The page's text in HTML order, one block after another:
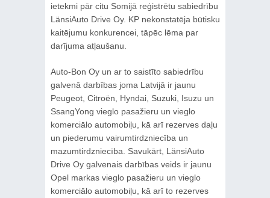
ietekmi pār citu Somijā reģistrētu sabiedrību
LänsiAuto Drive Oy. KP nekonstatēja būtisku
kaitējumu konkurencei, tāpēc lēma par
darījuma atļaušanu.
Auto-Bon Oy un ar to saistīto sabiedrību
galvenā darbības joma Latvijā ir jaunu
Peugeot, Citroën, Hyndai, Suzuki, Isuzu un
SsangYong vieglo pasažieru un vieglo
komerciālo automobiļu, kā arī rezerves daļu
un piederumu vairumtirdzniecība un
mazumtirdzniecība. Savukārt, LänsiAuto
Drive Oy galvenais darbības veids ir jaunu
Opel markas vieglo pasažieru un vieglo
komerciālo automobiļu, kā arī to rezerves